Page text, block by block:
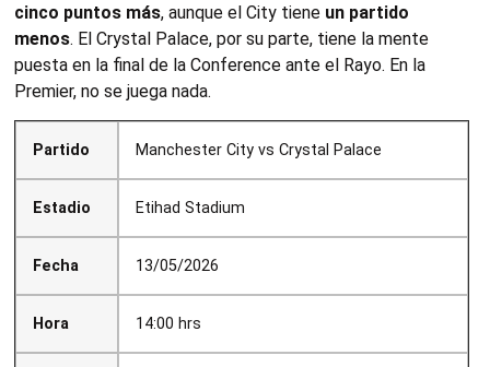
cinco puntos más, aunque el City tiene un partido
menos. El Crystal Palace, por su parte, tiene la mente
puesta en la final de la Conference ante el Rayo. En la
Premier, no se juega nada.
Partido
Estadio
Fecha
Hora
Manchester City vs Crystal Palace
Etihad Stadium
13/05/2026
14:00 hrs